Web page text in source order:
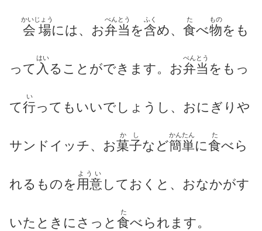
会場
かいじょう
には、お弁当
べんとう
を含
ふく
め、 食
た
べ物
もの
をも
って 入
はい
ることができます。お弁当
べんとう
をもっ
て行
い
ってもいいでしょうし、おにぎりや
サンドイッチ、お菓子
かし
など簡単
かんたん
に食
た
べら
れるものを 用意
ようい
しておくと、おなかがす
いたときにさっと 食
た
べられます。